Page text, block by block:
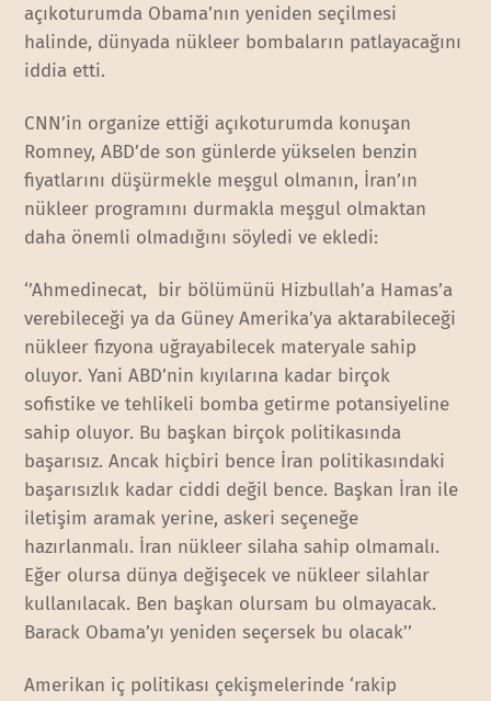
açıkoturumda Obama’nın yeniden seçilmesi
halinde, dünyada nükleer bombaların patlayacağını
iddia etti.
CNN’in organize ettiği açıkoturumda konuşan
Romney, ABD’de son günlerde yükselen benzin
fiyatlarını düşürmekle meşgul olmanın, İran’ın
nükleer programını durmakla meşgul olmaktan
daha önemli olmadığını söyledi ve ekledi:
‘’Ahmedinecat, bir bölümünü Hizbullah’a Hamas’a
verebileceği ya da Güney Amerika’ya aktarabileceği
nükleer fizyona uğrayabilecek materyale sahip
oluyor. Yani ABD’nin kıyılarına kadar birçok
sofistike ve tehlikeli bomba getirme potansiyeline
sahip oluyor. Bu başkan birçok politikasında
başarısız. Ancak hiçbiri bence İran politikasındaki
başarısızlık kadar ciddi değil bence. Başkan İran ile
iletişim aramak yerine, askeri seçeneğe
hazırlanmalı. İran nükleer silaha sahip olmamalı.
Eğer olursa dünya değişecek ve nükleer silahlar
kullanılacak. Ben başkan olursam bu olmayacak.
Barack Obama’yı yeniden seçersek bu olacak’’
Amerikan iç politikası çekişmelerinde ‘rakip